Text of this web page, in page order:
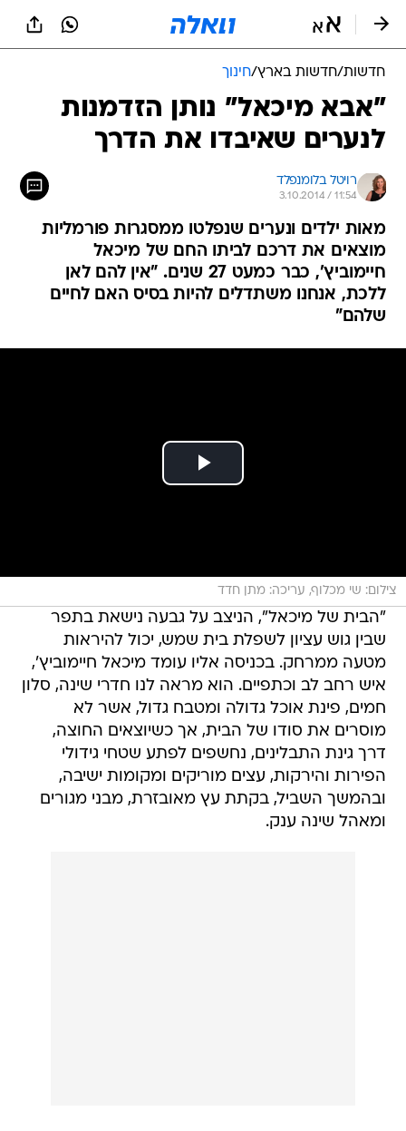
חדשות/חדשות בארץ/חינוך
"אבא מיכאל" נותן הזדמנות
לנערים שאיבדו את הדרך
רויטל בלומנפלד
3.10.2014 / 11:54
מאות ילדים ונערים שנפלטו ממסגרות פורמליות
מוצאים את דרכם לביתו החם של מיכאל
חיימוביץ', כבר כמעט 27 שנים. "אין להם לאן
ללכת, אנחנו משתדלים להיות בסיס האם לחיים
שלהם"
צילום: שי מכלוף, עריכה: מתן חדד
"הבית של מיכאל", הניצב על גבעה נישאת בתפר
שבין גוש עציון לשפלת בית שמש, יכול להיראות
מטעה ממרחק. בכניסה אליו עומד מיכאל חיימוביץ',
איש רחב לב וכתפיים. הוא מראה לנו חדרי שינה, סלון
חמים, פינת אוכל גדולה ומטבח גדול, אשר לא
מוסרים את סודו של הבית, אך כשיוצאים החוצה,
דרך גינת התבלינים, נחשפים לפתע שטחי גידולי
הפירות והירקות, עצים מוריקים ומקומות ישיבה,
ובהמשך השביל, בקתת עץ מאובזרת, מבני מגורים
ומאהל שינה ענק.